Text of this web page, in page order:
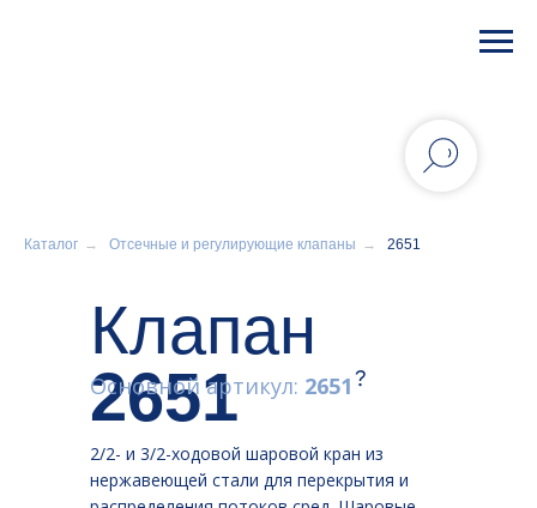
Каталог → Отсечные и регулирующие клапаны → 2651
Клапан
2651
2/2- и 3/2-ходовой шаровой кран из
нержавеющей стали для перекрытия и
Основной артикул: 2651